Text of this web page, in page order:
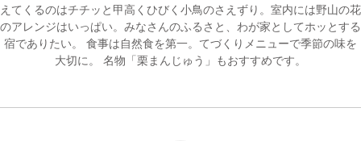
その他のメニュー
鳥取中部観光推進機構 お問い合わせ
サイトマップ 当サイトについて
えてくるのはチチッと甲高くひびく小鳥のさえずり。室内には野山の花
のアレンジはいっぱい。みなさんのふるさと、わが家としてホッとする
宿でありたい。 食事は自然食を第一。てづくりメニューで季節の味を
大切に。 名物「栗まんじゅう」もおすすめです。